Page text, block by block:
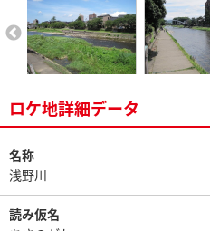
ロケ地詳細データ
名称
浅野川
読み仮名